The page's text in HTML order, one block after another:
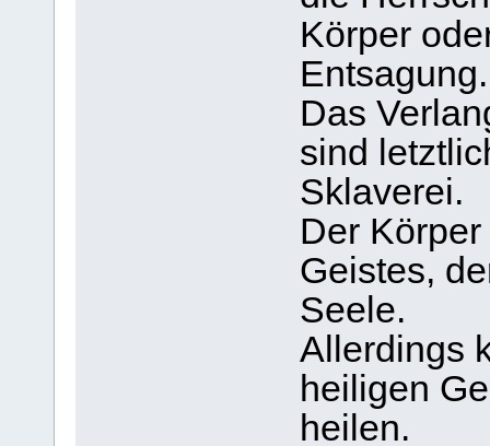
Körper
Entsagung.
Das
sind
Sklaverei.
Der
Geistes,
Seele.
Allerdings
heiligen
heilen.